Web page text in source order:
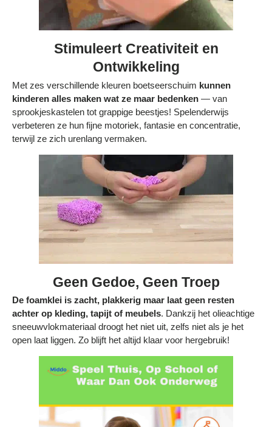
Algemene voorwaarden
Stimuleert Creativiteit en
Ontwikkeling
Met zes verschillende kleuren boetseerschuim kunnen
kinderen alles maken wat ze maar bedenken — van
sprookjeskastelen tot grappige beestjes! Spelenderwijs
verbeteren ze hun fijne motoriek, fantasie en concentratie,
terwijl ze zich urenlang vermaken.
Geen Gedoe, Geen Troep
De foamklei is zacht, plakkerig maar laat geen resten
achter op kleding, tapijt of meubels. Dankzij het olieachtige
sneeuwvlokmateriaal droogt het niet uit, zelfs niet als je het
open laat liggen. Zo blijft het altijd klaar voor hergebruik!